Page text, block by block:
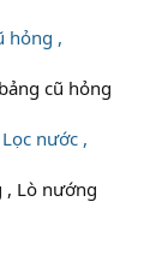
hỏng ,
cũ hỏng
nước ,
, Lò nướng